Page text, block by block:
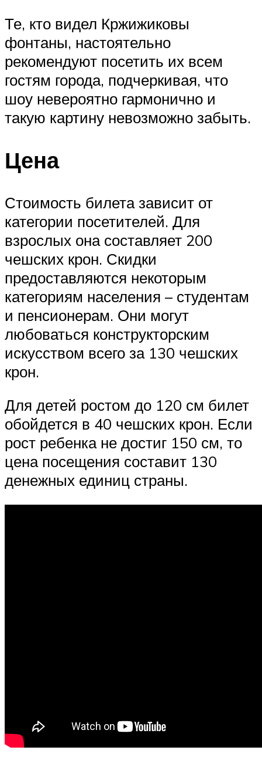
Те, кто видел Кржижиковы
фонтаны, настоятельно
рекомендуют посетить их всем
гостям города, подчеркивая, что
шоу невероятно гармонично и
такую картину невозможно забыть.
Цена
Стоимость билета зависит от
категории посетителей. Для
взрослых она составляет 200
чешских крон. Скидки
предоставляются некоторым
категориям населения – студентам
и пенсионерам. Они могут
любоваться конструкторским
искусством всего за 130 чешских
крон.
Для детей ростом до 120 см билет
обойдется в 40 чешских крон. Если
рост ребенка не достиг 150 см, то
цена посещения составит 130
денежных единиц страны.